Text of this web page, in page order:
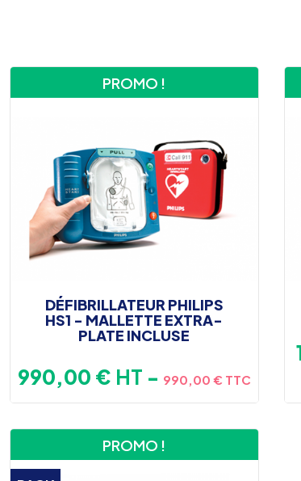
DÉFIBRILLATEUR PHILIPS
HS1 - MALLETTE EXTRA-
PLATE INCLUSE
Prix
990,00 € HT - 990,00 € TTC
PROMO !
PROMO !